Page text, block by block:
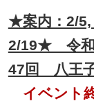
★案内：2/5,
2/19★ 令
47回 八王
イベント